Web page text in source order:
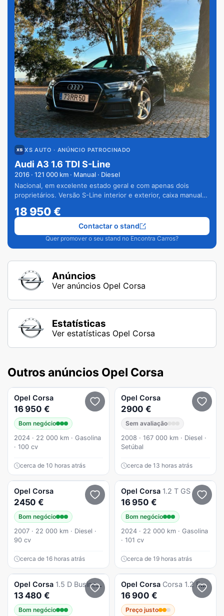
XS AUTO · ANÚNCIO PATROCINADO
Audi A3 1.6 TDI S-Line
2016 · 121 000 km · Manual · Diesel
Nacional, em excelente estado geral e com apenas dois
proprietários. Versão S-Line interior e exterior, caixa manual
18 950€
Quer promover o seu stand no Encontra Carros?
Contactar o stand
Anúncios
Ver anúncios Opel Corsa
Estatísticas
Ver estatísticas Opel Corsa
Outros anúncios Opel Corsa
Opel Corsa
16 950 €
Bom negócio
2024 · 22 000 km · Gasolina
· 100 cv
cerca de 10 horas atrás
Opel Corsa
2900 €
Sem avaliação
2008 · 167 000 km · Diesel ·
Setúbal
cerca de 13 horas atrás
Opel Corsa
2450 €
Bom negócio
2007 · 22 000 km · Diesel ·
90 cv
cerca de 16 horas atrás
Opel Corsa 1.2 T GS
16 950 €
Bom negócio
2024 · 22 000 km · Gasolina
· 101 cv
cerca de 19 horas atrás
Opel Corsa 1.5 D Business
13 480 €
Bom negócio
Opel Corsa Corsa 1.2 Edition
16 900 €
Preço justo